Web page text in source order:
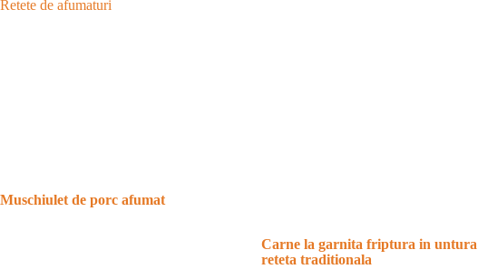
Retete de afumaturi
Muschiulet de porc afumat
Carne la garnita friptura in untura
reteta traditionala